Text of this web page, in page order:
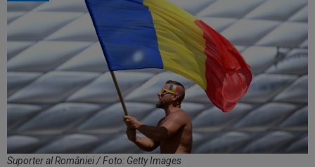
Suporter al României / Foto: Getty Images